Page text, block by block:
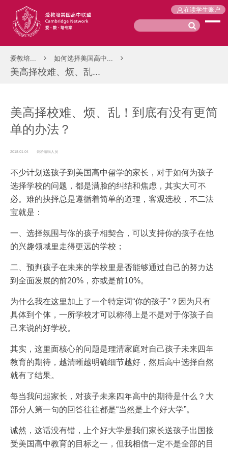
在读学生账户
爱教培... 如何选择美国高中...
美高择校难、烦、乱...
美高择校难、烦、乱！到底有没有更简
单的办法？
2018-01-04 剑桥编辑人员
不少计划送孩子到美国高中留学的家长，对于如何为孩子
选择学校的问题，都是满脸的纠结和焦虑，其实大可不
必。难的抉择总是遵循着简单的道理，客观选校，不二法
宝就是：
一、选择氛围与你的孩子相契合，可以支持你的孩子在他
的兴趣领域里走得更远的学校；
二、预判孩子在未来的学校里是否能够通过自己的努力达
到全面发展的前20%，亦或是前10%。
为什么我在这里加上了一个特定词“你的孩子”？因为只有
具体到个体，一所学校才可以称得上是不是对于你孩子自
己来说的好学校。
其实，这里面核心的问题是理清家庭对自己孩子未来四年
教育的期待，越清晰越明确细节越好，然后高中选择自然
就有了结果。
每当我问起家长，对孩子未来四年高中的期待是什么？大
部分人第一句的回答往往都是“当然是上个好大学”。
诚然，这话没有错，上个好大学是我们家长送孩子出国接
受美国高中教育的目标之一，但我相信一定不是全部的目